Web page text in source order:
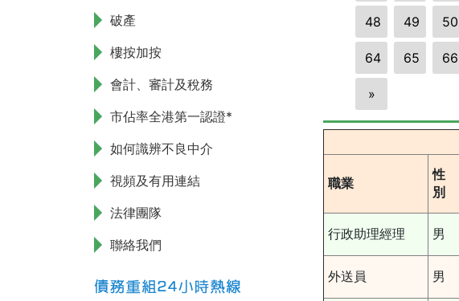
破產
樓按加按
會計、審計及稅務
市佔率全港第一認證*
如何識辨不良中介
視頻及有用連結
法律團隊
聯絡我們
48 49 50
64 65 66
»
職業
性
別
行政助理經理 男
外送員 男